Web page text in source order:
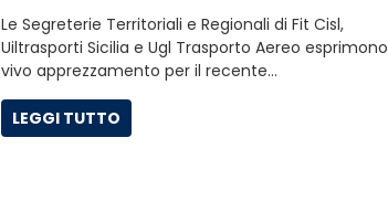
Le Segreterie Territoriali e Regionali di Fit Cisl,
Uiltrasporti Sicilia e Ugl Trasporto Aereo esprimono
vivo apprezzamento per il recente…
LEGGI TUTTO